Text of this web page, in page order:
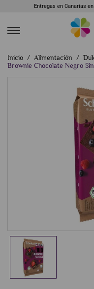
Entregas en Canarias
Inicio Alimentación
Brownie Chocolate Negro